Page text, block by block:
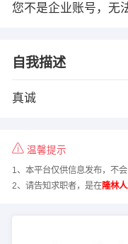
您不是企业账号，无
自我描述
真诚
温馨提示
1、本平台仅供信息发布，不
2、请告知求职者，是在隆林